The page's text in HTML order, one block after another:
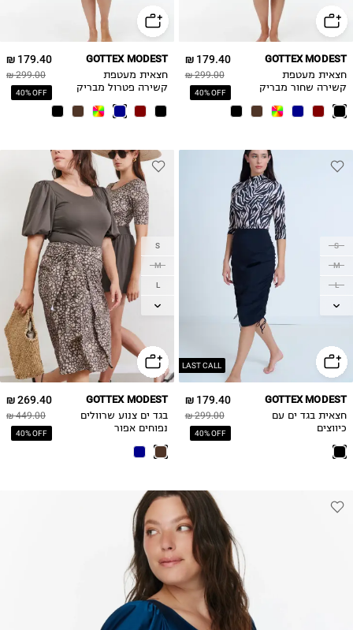
179.40 ₪
299.00 ₪
40% OFF
GOTTEX MODEST
חצאית מעטפת
קשירה שחור מבריק
179.40 ₪
299.00 ₪
40% OFF
GOTTEX MODEST
חצאית מעטפת
קשירה פטרול מבריק
LAST CALL
S
M
L
XL
179.40 ₪
299.00 ₪
40% OFF
GOTTEX MODEST
חצאית בגד ים עם
כיווצים
S
M
L
XL
269.40 ₪
449.00 ₪
40% OFF
GOTTEX MODEST
בגד ים צנוע שרוולים
נפוחים אפור